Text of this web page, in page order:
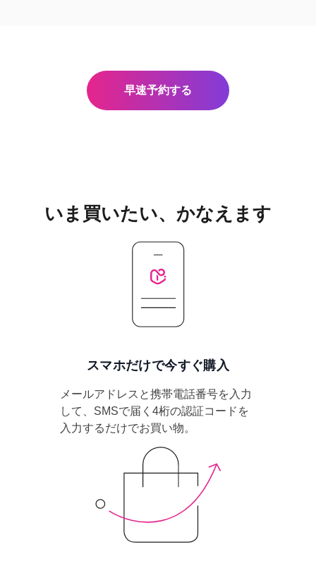
早速予約する
いま買いたい、かなえます
スマホだけで今すぐ購入
メールアドレスと携帯電話番号を入力
して、SMSで届く4桁の認証コードを
入力するだけでお買い物。